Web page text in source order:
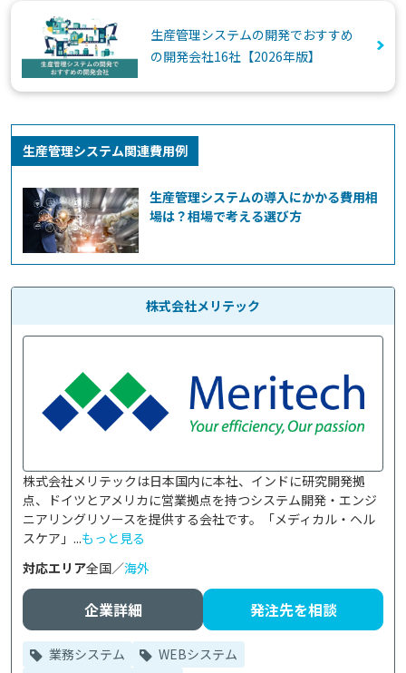
生産管理システムの開発でおすすめ
の開発会社16社【2026年版】
生産管理システム関連費用例
生産管理システムの導入にかかる費用相
場は？相場で考える選び方
株式会社メリテック
株式会社メリテックは日本国内に本社、インドに研究開発拠
点、ドイツとアメリカに営業拠点を持つシステム開発・エンジ
ニアリングリソースを提供する会社です。「メディカル・ヘル
スケア」...もっと見る
対応エリア全国／海外
企業詳細 発注先を相談
業務システム
WEBシステム